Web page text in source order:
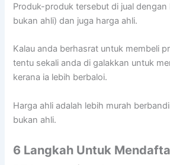
Produk-produk tersebut di jual
bukan ahli) dan juga harga ahli.
Kalau anda berhasrat untuk membeli
tentu sekali anda di galakkan untuk
kerana ia lebih berbaloi.
Harga ahli adalah lebih murah
bukan ahli.
6 Langkah Untuk